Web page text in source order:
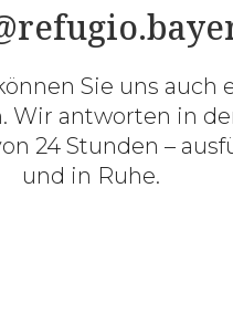
Sie uns auch
Wir antworten in
24 Stunden –
und in Ruhe.